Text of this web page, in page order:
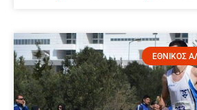
ΕΘΝΙΚΟΣ